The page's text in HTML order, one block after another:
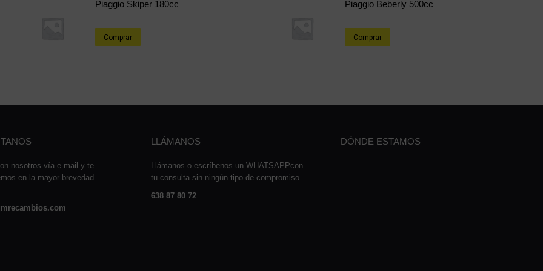
Piaggio Skiper 180cc
Comprar
Piaggio Beberly 500cc
Comprar
nosotros vía e-mail y te
en la mayor brevedad
LLÁMANOS
Llámanos o escríbenos un WHATSAPPcon
tu consulta sin ningún tipo de compromiso
638 87 80 72
DÓNDE ESTAMOS